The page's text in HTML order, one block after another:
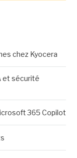
chez Kyocera
et sécurité
365 Copilot